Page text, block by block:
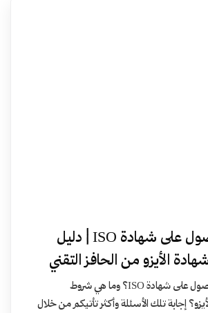
خطوات الحصول على شهادة ISO | دليل
الأيزو من الحافز التقني
ما هي خطوات الحصول على شهادة ISO؟ وما هي شروط
إجابة تلك الأسئلة وأكثر تأتيكم من خلال